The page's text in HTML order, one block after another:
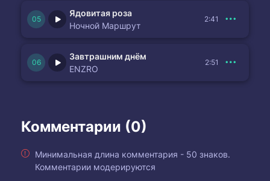
Ядовитая роза
Ночной Маршрут
2:41
Завтрашним днём
ENZRO
2:51
Комментарии (0)
Минимальная длина комментария - 50 знаков.
Комментарии модерируются